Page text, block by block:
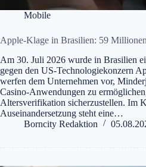
Mobile
Apple-Klage in Brasilien: 59
Am 30. Juli 2026 wurde in Brasilien
gegen den US-Technologiekonzern
werfen dem Unternehmen vor,
Casino-Anwendungen zu
Altersverifikation sicherzustellen. Im
Auseinandersetzung steht eine…
Borncity Redaktion